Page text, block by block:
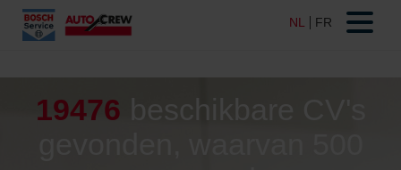
19476
beschikbare CV's